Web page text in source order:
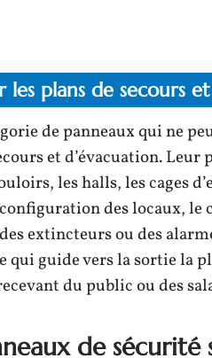
les plans de secours
de panneaux qui ne
et d’évacuation. Leur
les halls, les cages
des locaux, le
extincteurs ou des
guide vers la sortie la
du public ou des
de sécurité